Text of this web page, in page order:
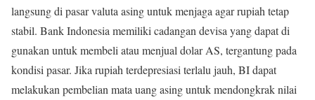
langsung di pasar valuta asing untuk menjaga agar rupiah tetap
stabil. Bank Indonesia memiliki cadangan devisa yang dapat di
gunakan untuk membeli atau menjual dolar AS, tergantung pada
kondisi pasar. Jika rupiah terdepresiasi terlalu jauh, BI dapat
melakukan pembelian mata uang asing untuk mendongkrak nilai